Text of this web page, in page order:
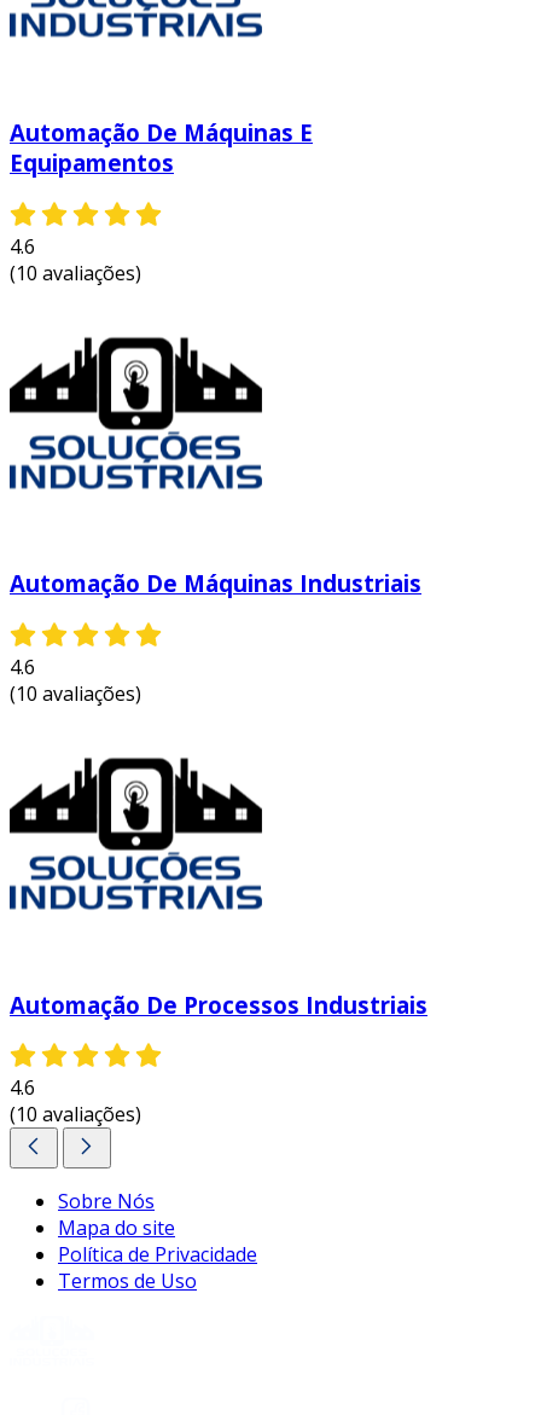
Automação De Máquinas E
Equipamentos
4.6
(10 avaliações)
Automação De Máquinas Industriais
4.6
(10 avaliações)
Automação De Processos Industriais
4.6
(10 avaliações)
Sobre Nós
Mapa do site
Política de Privacidade
Termos de Uso